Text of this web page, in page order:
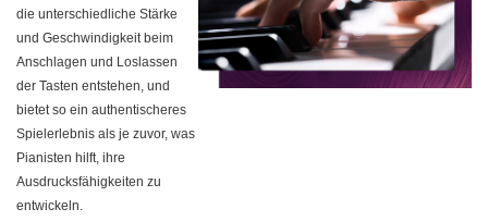
die unterschiedliche Stärke
und Geschwindigkeit beim
Anschlagen und Loslassen
der Tasten entstehen, und
bietet so ein authentischeres
Spielerlebnis als je zuvor, was
Pianisten hilft, ihre
Ausdrucksfähigkeiten zu
entwickeln.